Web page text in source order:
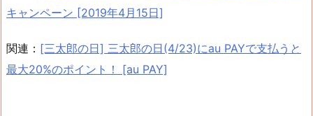
キャンペーン [2019年4月15日]
関連： [三太郎の日] 三太郎の日(4/23)にau PAYで支払うと
最大20%のポイント！ [au PAY]